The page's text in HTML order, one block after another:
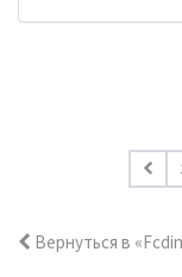
Вернуться в